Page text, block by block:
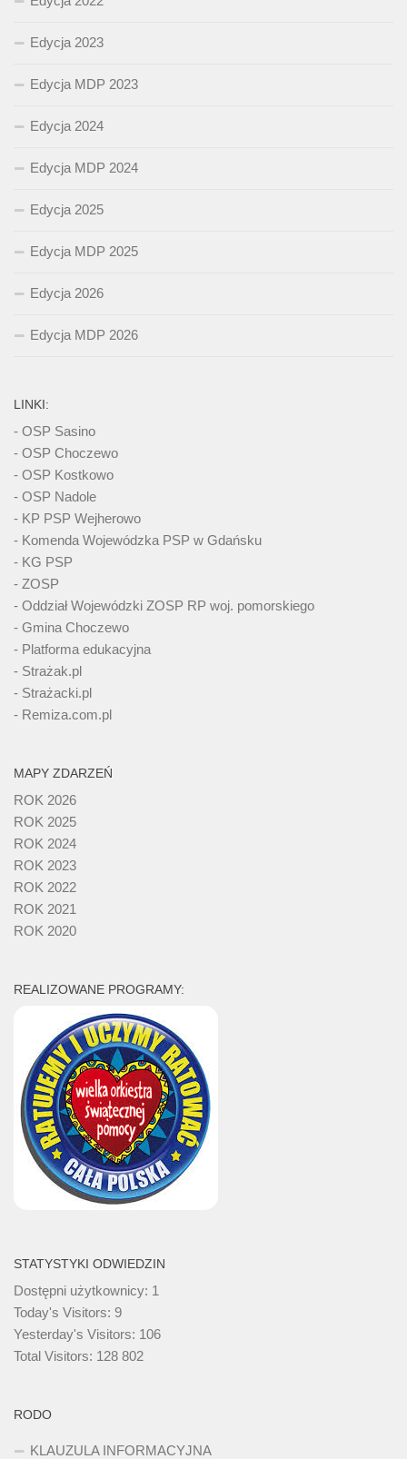
Edycja 2023
Edycja MDP 2023
Edycja 2024
Edycja MDP 2024
Edycja 2025
Edycja MDP 2025
Edycja 2026
Edycja MDP 2026
LINKI:
- OSP Sasino
- OSP Choczewo
- OSP Kostkowo
- OSP Nadole
- KP PSP Wejherowo
- Komenda Wojewódzka PSP w Gdańsku
- KG PSP
- ZOSP
- Oddział Wojewódzki ZOSP RP woj. pomorskiego
- Gmina Choczewo
- Platforma edukacyjna
- Strażak.pl
- Strażacki.pl
- Remiza.com.pl
MAPY ZDARZEŃ
ROK 2026
ROK 2025
ROK 2024
ROK 2023
ROK 2022
ROK 2021
ROK 2020
REALIZOWANE PROGRAMY:
STATYSTYKI ODWIEDZIN
Dostępni użytkownicy: 1
Today's Visitors: 9
Yesterday's Visitors: 106
Total Visitors: 128 802
RODO
KLAUZULA INFORMACYJNA